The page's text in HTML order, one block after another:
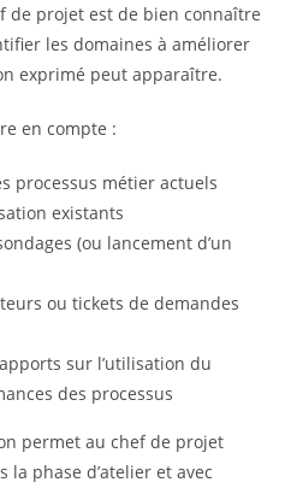
de projet est de bien connaître
les domaines à améliorer
exprimé peut apparaître.
en compte :
processus métier actuels
existants
(ou lancement d’un
ou tickets de demandes
sur l’utilisation du
des processus
permet au chef de projet
la phase d’atelier et avec